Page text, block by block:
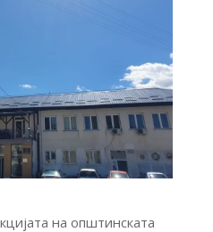
на општинската